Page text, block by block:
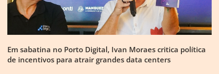
Em sabatina no Porto Digital, Ivan Moraes critica política
de incentivos para atrair grandes data centers